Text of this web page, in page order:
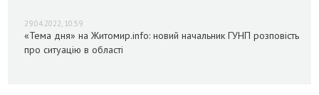
29.04.2022, 10:59
«Тема дня» на Житомир.info: новий начальник ГУНП розповість
про ситуацію в області